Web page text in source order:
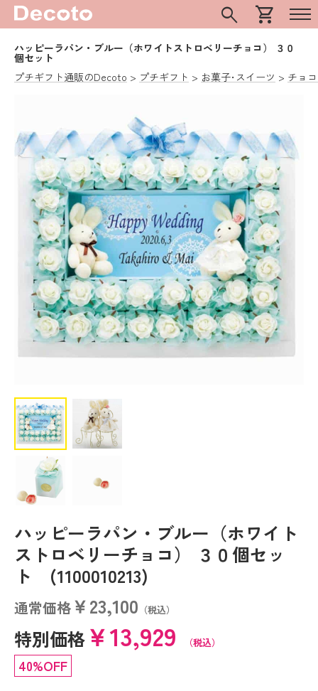
search shopping_cart
ハッピーラパン・ブルー（ホワイトストロベリーチョコ） ３０
個セット
プチギフト通販のDecoto
プチギフト お菓子･スイーツ チョ
ハッピーラパン・ブルー（ホワイト
ストロベリーチョコ） ３０個セッ
ト (1100010213)
通常価格￥23,100 （税込）
特別価格￥13,929 （税込）
40%OFF